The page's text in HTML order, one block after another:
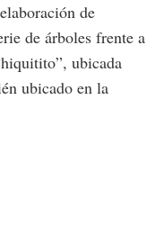
de
de árboles frente a
ubicada
ubicado en la